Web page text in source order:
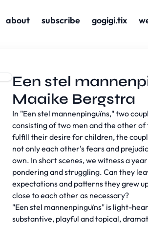
about subscribe gogigi.tix
Een stel
Maaike Bergstra
In "Een stel mannenpinguïns," two
consisting of two men and the other of
fulfill their desire for children, the
not only each other's fears and
own. In short scenes, we witness a
pondering and struggling. Can they
expectations and patterns they grew
close to each other as necessary?
"Een stel mannenpinguïns" is light-
substantive, playful and topical,